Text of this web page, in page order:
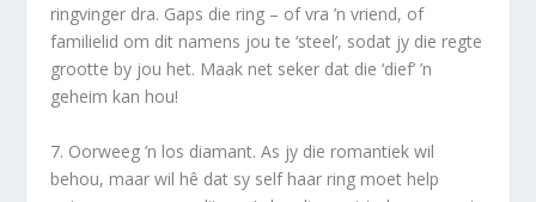
ringvinger dra. Gaps die ring – of vra ’n vriend, of
familielid om dit namens jou te ‘steel’, sodat jy die regte
grootte by jou het. Maak net seker dat die ‘dief’ ’n
geheim kan hou!
7. Oorweeg ’n los diamant. As jy die romantiek wil
behou, maar wil hê dat sy self haar ring moet help